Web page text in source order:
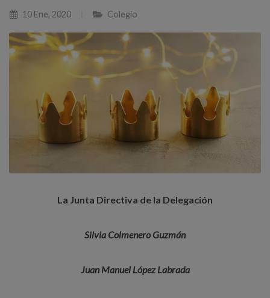
10 Ene, 2020 Colegio
La Junta Directiva de la Delegación
Silvia Colmenero Guzmán
Juan Manuel López Labrada